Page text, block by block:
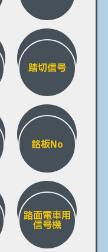
踏切信号
銘板No
路面電車用
信号機